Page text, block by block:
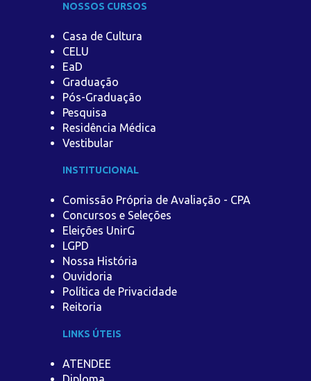
NOSSOS CURSOS
Casa de Cultura
CELU
EaD
Graduação
Pós-Graduação
Pesquisa
Residência Médica
Vestibular
INSTITUCIONAL
Comissão Própria de Avaliação - CPA
Concursos e Seleções
Eleições UnirG
LGPD
Nossa História
Ouvidoria
Política de Privacidade
Reitoria
LINKS ÚTEIS
ATENDEE